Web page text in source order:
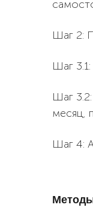
Шаг 2:
Шаг
Шаг
месяц,
Шаг 4: